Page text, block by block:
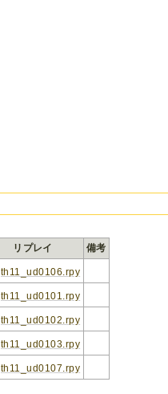
リプレイ
備考
th11_ud0106.rpy
th11_ud0101.rpy
th11_ud0102.rpy
th11_ud0103.rpy
th11_ud0107.rpy